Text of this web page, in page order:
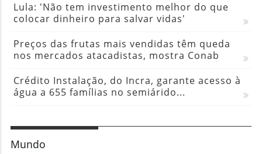
Lula: 'Não tem investimento melhor do que
colocar dinheiro para salvar vidas'
Preços das frutas mais vendidas têm queda
nos mercados atacadistas, mostra Conab
Crédito Instalação, do Incra, garante acesso à
água a 655 famílias no semiárido...
Mundo